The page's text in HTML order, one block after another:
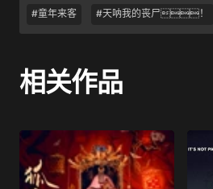
#童年来客 #天呐我的丧尸！
相关作品